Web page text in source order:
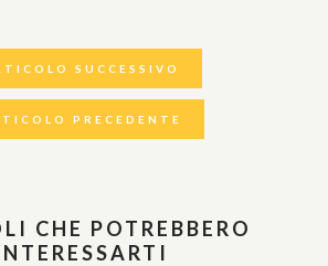
SUCCESSIVO
PRECEDENTE
CHE POTREBBERO